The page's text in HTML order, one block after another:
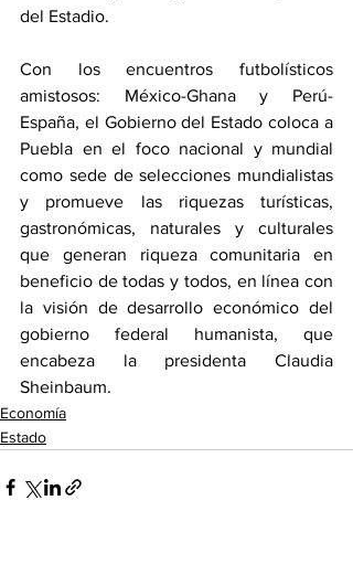
del Estadio.
Con los encuentros futbolísticos
amistosos: México-Ghana y Perú-
España, el Gobierno del Estado coloca a
Puebla en el foco nacional y mundial
como sede de selecciones mundialistas
y promueve las riquezas turísticas,
gastronómicas, naturales y culturales
que generan riqueza comunitaria en
beneficio de todas y todos, en línea con
la visión de desarrollo económico del
gobierno federal humanista, que
encabeza la presidenta Claudia
Sheinbaum.
Economía
Estado